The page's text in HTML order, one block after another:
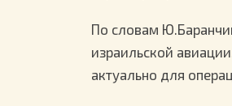
По словам
израильской
актуально для